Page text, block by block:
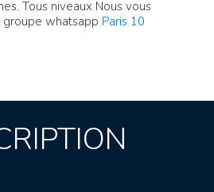
Tous niveaux Nous vous
whatsapp Paris 10